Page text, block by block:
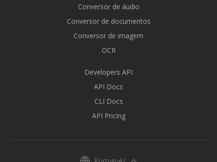
Conversor de áudio
Conversor de documentos
Conversor de imagem
OCR
Developers API
API Docs
CLI Docs
API Pricing